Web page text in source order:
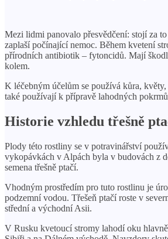
Mezi lidmi panovalo přesvědčení: stojí za
zaplaší počínající nemoc. Během kvetení
přírodních antibiotik – fytoncidů. Mají
kolem.
K léčebným účelům se používá kůra,
také používají k přípravě lahodných
Historie vzhledu třešně
Plody této rostliny se v potravinářství
vykopávkách v Alpách byla v budovách z
semena třešně ptačí.
Vhodným prostředím pro tuto rostlinu je
podzemní vodou. Třešeň ptačí roste v
střední a východní Asii.
V Rusku kvetoucí stromy lahodí oku